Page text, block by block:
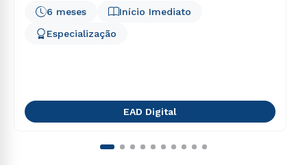
Início Imediato
6 meses
Especialização
EAD Digital